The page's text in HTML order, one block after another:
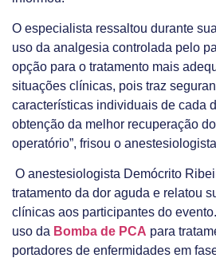
O especialista ressaltou durante
uso da analgesia controlada pelo
opção para o tratamento mais
situações clínicas, pois traz
características individuais de cada
obtenção da melhor recuperação
operatório”, frisou o
O anestesiologista Demócrito
tratamento da dor aguda e relatou
clínicas aos participantes do
uso da Bomba de PCA para
portadores de enfermidades em